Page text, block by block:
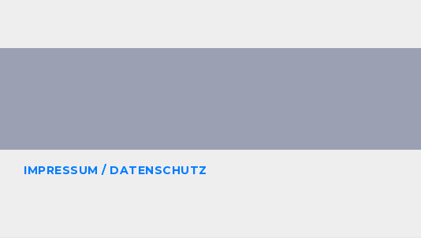
IMPRESSUM / DATENSCHUTZ